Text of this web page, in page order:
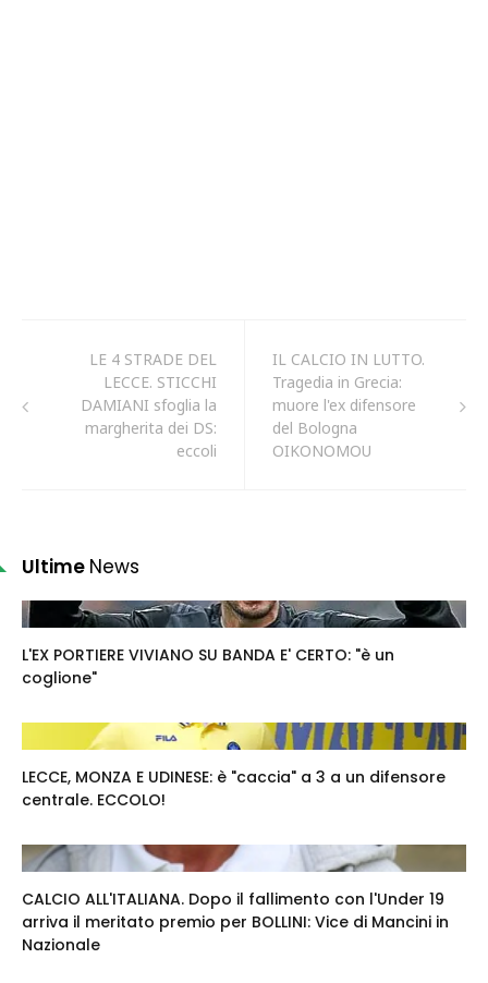
LE 4 STRADE DEL
LECCE. STICCHI
DAMIANI sfoglia la
margherita dei DS:
eccoli
IL CALCIO IN LUTTO.
Tragedia in Grecia:
muore l'ex difensore
del Bologna
OIKONOMOU
Ultime News
L'EX PORTIERE VIVIANO SU BANDA E' CERTO: "è un
coglione"
LECCE, MONZA E UDINESE: è "caccia" a 3 a un difensore
centrale. ECCOLO!
CALCIO ALL'ITALIANA. Dopo il fallimento con l'Under 19
arriva il meritato premio per BOLLINI: Vice di Mancini in
Nazionale